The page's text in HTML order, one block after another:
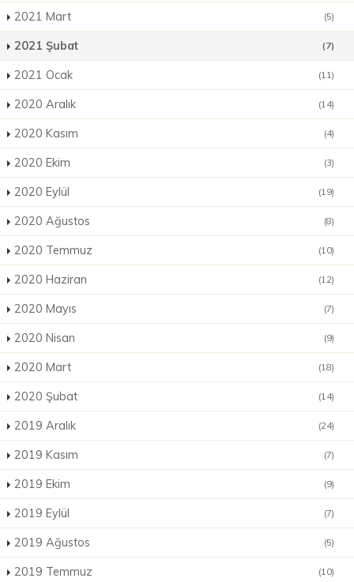
2021 Mart (5)
2021 Şubat (7)
2021 Ocak (11)
2020 Aralık (14)
2020 Kasım (4)
2020 Ekim (3)
2020 Eylül (19)
2020 Ağustos (8)
2020 Temmuz (10)
2020 Haziran (12)
2020 Mayıs (7)
2020 Nisan (9)
2020 Mart (18)
2020 Şubat (14)
2019 Aralık (24)
2019 Kasım (7)
2019 Ekim (9)
2019 Eylül (7)
2019 Ağustos (5)
2019 Temmuz (10)